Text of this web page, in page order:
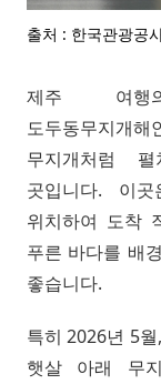
출처 : 한국관광공
제주 여
도두동무지개
무지개처럼
곳입니다. 이
위치하여 도착
푸른 바다를 배
좋습니다.
특히 2026년 5
햇살 아래 무